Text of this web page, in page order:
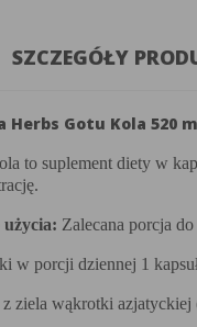
SZCZEGÓŁY
Herbs Gotu Kola 520
to suplement diety w
użycia: Zalecana porcja
w porcji dziennej 1
ziela wąkrotki azjatyckiej